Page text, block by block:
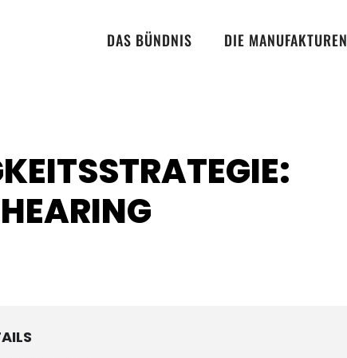
DAS BÜNDNIS DIE MANUFAKTUREN